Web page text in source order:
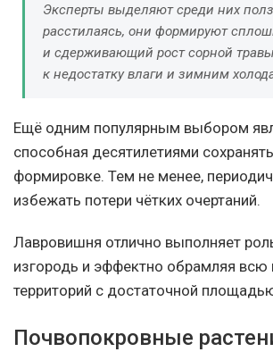
Эксперты выделяют среди них
расстилаясь, они формируют
и сдерживающий рост сорной
к недостатку влаги и зимним
Ещё одним популярным выбором
способная десятилетиями
формировке. Тем не менее,
избежать потери чётких очертаний.
Лавровишня отлично выполняет
изгородь и эффектно обрамляя
территорий с достаточной
Почвопокровные